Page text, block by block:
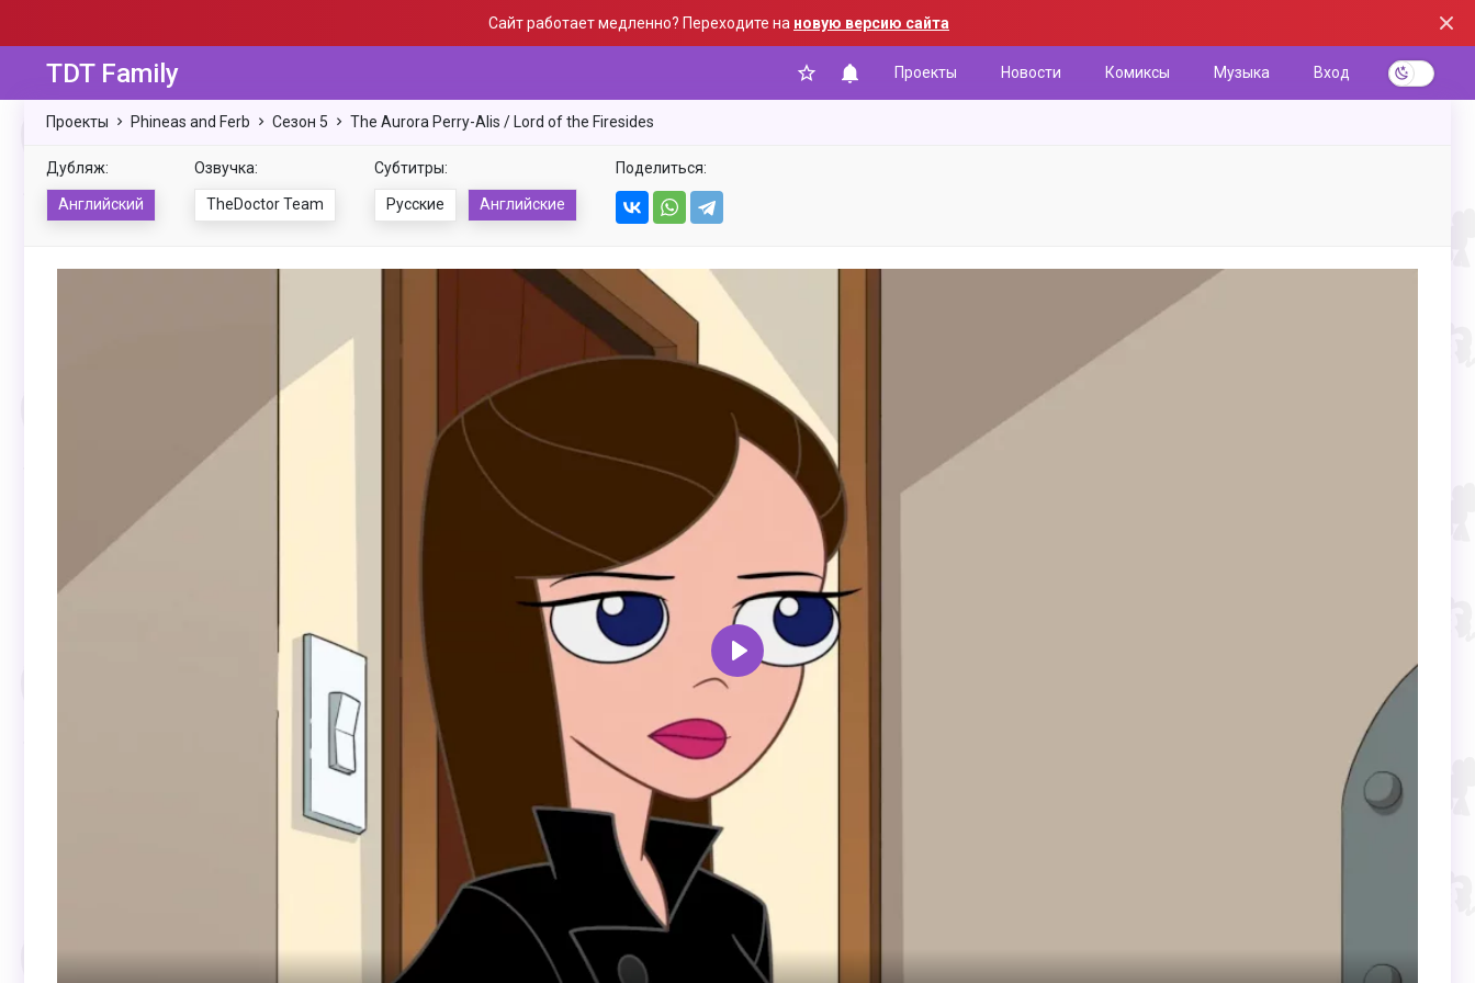
Сайт работает медленно? Переходите на новую версию сайта
TDT Family Проекты Новости Комиксы Музыка Вход
Проекты Phineas and Ferb Сезон 5 The Aurora Perry-Alis / Lord of the Firesides
Дубляж:
Английский
Озвучка:
TheDoctor Team
Субтитры:
Русские Английские
Поделиться:
Воспроизвести